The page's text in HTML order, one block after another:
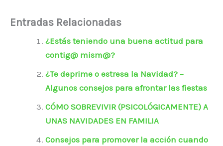
Entradas Relacionadas
¿Estás teniendo una buena actitud para
contig@ mism@?
¿Te deprime o estresa la Navidad? –
Algunos consejos para afrontar las fiestas
CÓMO SOBREVIVIR (PSICOLÓGICAMENTE) A
UNAS NAVIDADES EN FAMILIA
Consejos para promover la acción cuando